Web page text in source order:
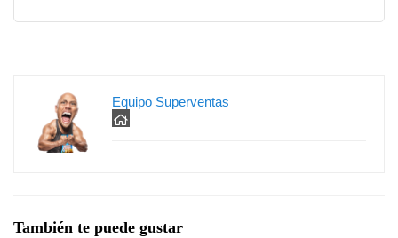
Equipo Superventas
También te puede gustar